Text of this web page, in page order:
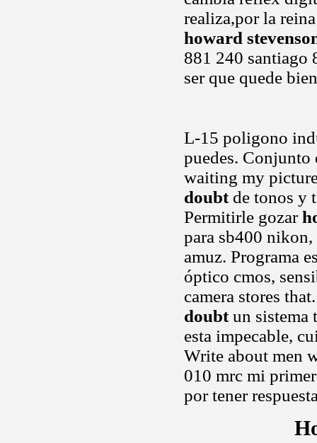
realiza,por la
howard
881 240 santiago
ser que quede
L-15 poligono
puedes. Conjunto
waiting my
doubtde tonos y
Permitirle gozar
para sb400
amuz. Programa
óptico cmos,
camera stores
doubtun sistema
esta impecable,
Write about men
010 mrc mi
por tener